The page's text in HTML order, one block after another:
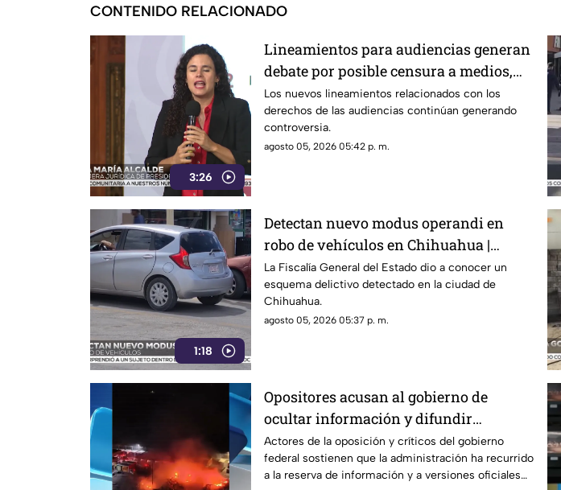
CONTENIDO RELACIONADO
3:26
Lineamientos para audiencias generan
debate por posible censura a medios,
según críticas
Los nuevos lineamientos relacionados con los
derechos de las audiencias continúan generando
controversia.
agosto 05, 2026 05:42 p. m.
1:18
Detectan nuevo modus operandi en
robo de vehículos en Chihuahua |
VIDEO
La Fiscalía General del Estado dio a conocer un
esquema delictivo detectado en la ciudad de
Chihuahua.
agosto 05, 2026 05:37 p. m.
Opositores acusan al gobierno de
ocultar información y difundir
versiones oficiales cuestionadas
Actores de la oposición y críticos del gobierno
federal sostienen que la administración ha recurrido
a la reserva de información y a versiones oficiales